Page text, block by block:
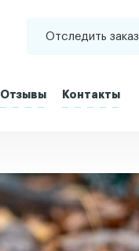
Отследить заказ
Отзывы Контакты